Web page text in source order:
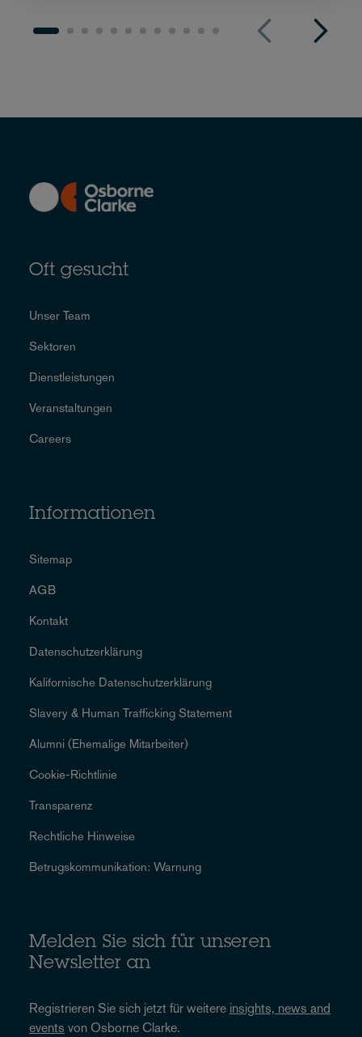
Oft gesucht
Unser Team
Sektoren
Dienstleistungen
Veranstaltungen
Careers
Informationen
Sitemap
AGB
Kontakt
Datenschutzerklärung
Kalifornische Datenschutzerklärung
Slavery & Human Trafficking Statement
Alumni (Ehemalige Mitarbeiter)
Cookie-Richtlinie
Transparenz
Rechtliche Hinweise
Betrugskommunikation: Warnung
Melden Sie sich für unseren
Newsletter an
Registrieren Sie sich jetzt für weitere insights, news and
events von Osborne Clarke.